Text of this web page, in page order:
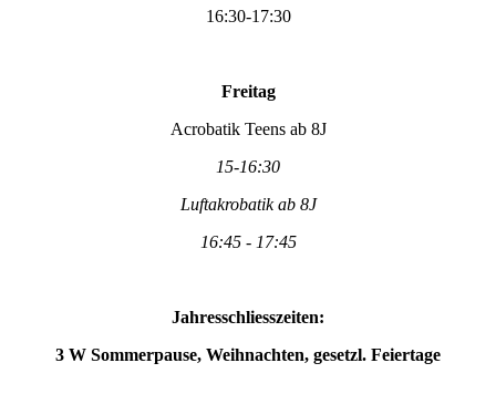
16:30-17:30
Freitag
Acrobatik Teens ab 8J
15-16:30
Luftakrobatik ab 8J
16:45 - 17:45
Jahresschliesszeiten:
3 W Sommerpause, Weihnachten, gesetzl. Feiertage